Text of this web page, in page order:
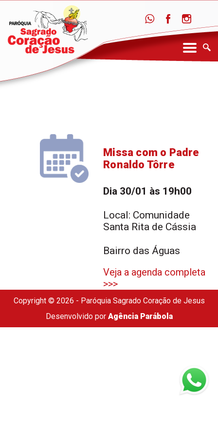
Missa com o Padre
Ronaldo Tôrre
Dia 30/01 às 19h00
Local: Comunidade
Santa Rita de Cássia
Bairro das Águas
Veja a agenda completa
>>>
Copyright © 2026 - Paróquia Sagrado Coração de Jesus
Desenvolvido por Agência Parábola